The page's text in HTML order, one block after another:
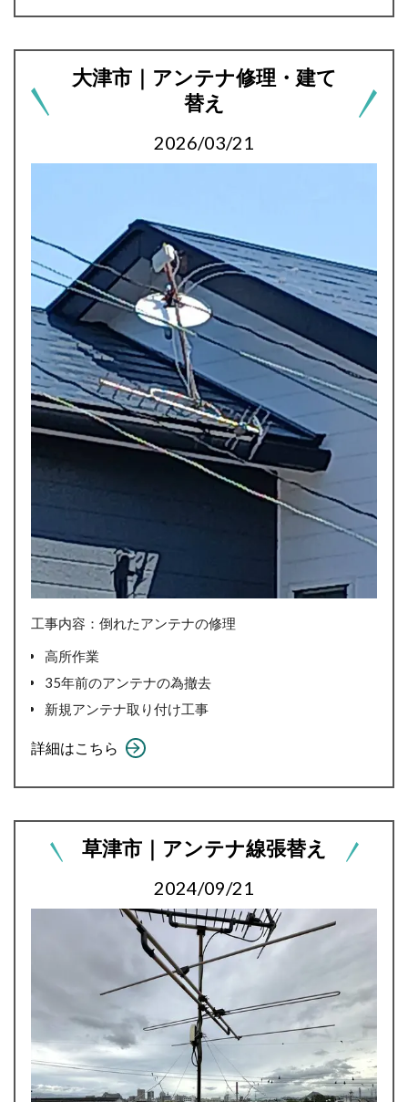
大津市｜アンテナ修理・建て
替え
2026/03/21
工事内容：倒れたアンテナの修理
高所作業
35年前のアンテナの為撤去
新規アンテナ取り付け工事
詳細はこちら
草津市｜アンテナ線張替え
2024/09/21